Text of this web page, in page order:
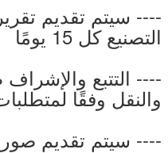
---- سيتم تقديم
التصنيع كل 15 يومًا
---- التتبع
والنقل وفقًا
---- سيتم تقديم